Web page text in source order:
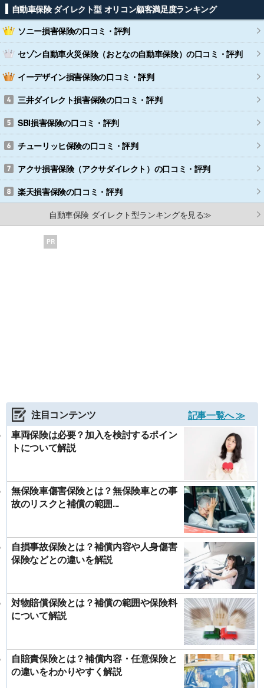
自動車保険 ダイレクト型 オリコン顧客満足度ランキング
ソニー損害保険の口コミ・評判
セゾン自動車火災保険（おとなの自動車保険）の口コミ・評判
イーデザイン損害保険の口コミ・評判
三井ダイレクト損害保険の口コミ・評判
SBI損害保険の口コミ・評判
チューリッヒ保険の口コミ・評判
アクサ損害保険（アクサダイレクト） の口コミ・評判
楽天損害保険の口コミ・評判
自動車保険 ダイレクト型ランキングを見る≫
PR
注目コンテンツ
記事一覧へ ≫
車両保険は必要？加入を検討するポイン
トについて解説
無保険車傷害保険とは？無保険車との事
故のリスクと補償の範囲...
自損事故保険とは？補償内容や人身傷害
保険などとの違いを解説
対物賠償保険とは？補償の範囲や保険料
について解説
自賠責保険とは？補償内容・任意保険と
の違いをわかりやすく解説